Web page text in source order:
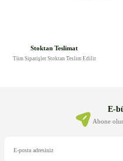
Stoktan Teslimat
Tüm Siparişler Stoktan Teslim Edilir
E-
Abone